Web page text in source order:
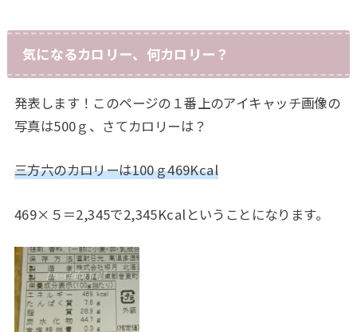
気になるカロリー、何カロリー？
発表します！このページの１番上のアイキャッチ画像の
写真は500ｇ、さてカロリーは？
三方六のカロリーは100ｇ469Kcal
469×５＝2,345で2,345Kcalということになります。